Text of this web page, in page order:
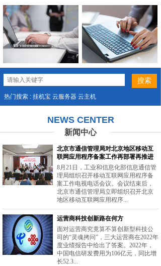
热门搜索 : 挂机宝 云服务器 云主机
NEWS CENTER
新闻中心
北京市通信管理局对北京地区移动互
联网应用程序备案工作再部署再推进
8月21日，工业和信息化部信息通信管
理局组织召开移动互联网应用程序备
案工作电视电话会议。会议结束后，
北京市通信管理局立即组织召开北京
地区移动互联网应用程序...
运营商科技创新路在何方
面对运营商究竟算不算创新型科技公
司的“灵魂拷问”，三大运营商在2022年
度业绩报告中给出了答案。2022年，
中国电信研发费用为106亿元，同比增
长52.3...